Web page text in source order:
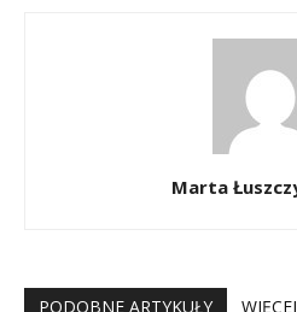
Marta
PODOBNE ARTYKUŁY